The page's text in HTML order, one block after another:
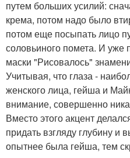
путем больших усилий:
крема, потом надо было
потом еще посыпать лицо
соловьиного помета. И уже
маски "Рисовалось"
Учитывая, что глаза -
женского лица, гейша и
внимание, совершенно
Вместо этого акцент
придать взгляду глубину и
опытнее была гейша, тем